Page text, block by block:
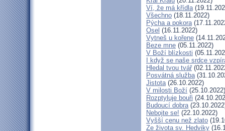
Ví, že má křídla
Všechno (18.11.2022)
Pýcha a pokora
Osel (16.11.2022)
Vytneš u kořene
Beze mne (05.11.2022)
V Boží blízkosti
I když se naše srdce
Hledal tvou tvář
Posvátná služba
Jistota(26.10.2022)
V milosti Boží (25.10.2022)
Rozptyluje bouři
Budoucí dobra
Nebojte se! (22.10.2022)
Vyšší cenu než zlato
Ze života sv. Hedviky